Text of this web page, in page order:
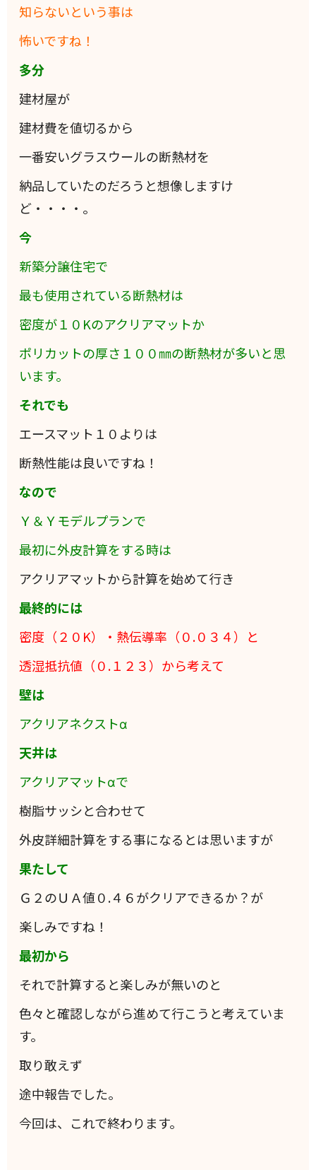
知らないという事は
怖いですね！
多分
建材屋が
建材費を値切るから
一番安いグラスウールの断熱材を
納品していたのだろうと想像しますけ
ど・・・・。
今
新築分譲住宅で
最も使用されている断熱材は
密度が１０Kのアクリアマットか
ポリカットの厚さ１００㎜の断熱材が多いと思
います。
それでも
エースマット１０よりは
断熱性能は良いですね！
なので
Ｙ＆Ｙモデルプランで
最初に外皮計算をする時は
アクリアマットから計算を始めて行き
最終的には
密度（２０K）・熱伝導率（０.０３４）と
透湿抵抗値（０.１２３）から考えて
壁は
アクリアネクストα
天井は
アクリアマットαで
樹脂サッシと合わせて
外皮詳細計算をする事になるとは思いますが
果たして
Ｇ２のＵＡ値０.４６がクリアできるか？が
楽しみですね！
最初から
それで計算すると楽しみが無いのと
色々と確認しながら進めて行こうと考えていま
す。
取り敢えず
途中報告でした。
今回は、これで終わります。